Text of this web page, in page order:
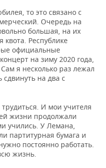
то это связано с
Очередь на
большая, на их
квота. Республике
официальные
на зиму 2020 года,
Сам я несколько раз лежал
на два с
И мои учителя
жизни продолжали
учились. У Лемана,
партитурная бумага и
постоянно работать.
жизнь.